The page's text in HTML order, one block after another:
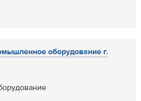
оборудование г.